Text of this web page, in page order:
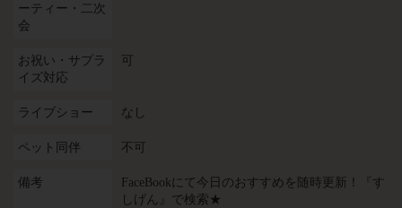
ーティー・二次
会
お祝い・サプラ
イズ対応
可
ライブショー なし
ペット同伴 不可
備考
FaceBookにて今日のおすすめを随時更新！『す
しげん』で検索★